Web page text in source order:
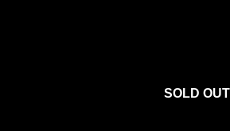
SOLD OUT